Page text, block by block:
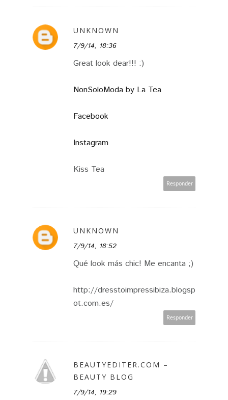
UNKNOWN
7/9/14, 18:36
Great look dear!!! :)
NonSoloModa by La Tea
Facebook
Instagram
Kiss Tea
Responder
UNKNOWN
7/9/14, 18:52
Qué look más chic! Me encanta ;)
http://dresstoimpressibiza.blogsp
ot.com.es/
Responder
BEAUTYEDITER.COM –
BEAUTY BLOG
7/9/14, 19:29